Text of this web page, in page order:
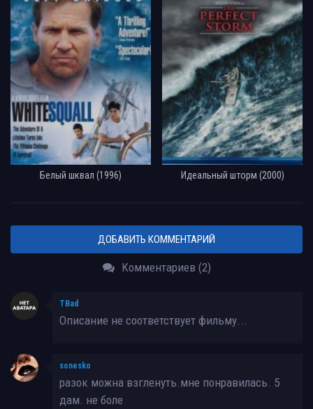
Белый шквал (1996) Идеальный шторм (2000)
ДОБАВИТЬ КОММЕНТАРИЙ
Комментариев (2)
TBad
Описание не соответствует фильму...
sonesko
разок можна взгленуть.мне понравилась. 5
дам. не боле